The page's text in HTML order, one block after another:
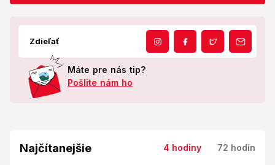
Zdieľať
Máte pre nás tip?
Pošlite nám ho
Najčítanejšie 4 hodiny 72 hodín